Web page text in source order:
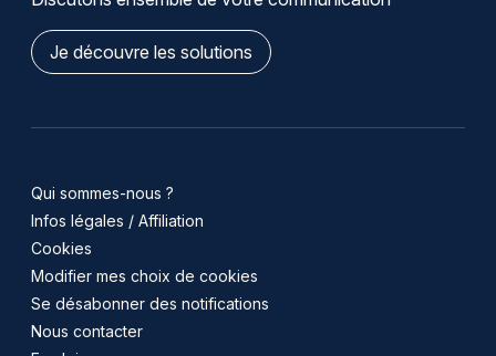
Je découvre les solutions
Qui sommes-nous ?
Infos légales / Affiliation
Cookies
Modifier mes choix de cookies
Se désabonner des notifications
Nous contacter